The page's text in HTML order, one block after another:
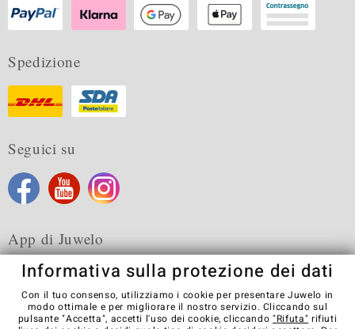
Spedizione
Seguici su
App di Juwelo
Condizioni generali di vendita Informativa Privacy Cookies
Informativa sulla protezione dei dati
Con il tuo consenso, utilizziamo i cookie per presentare Juwelo in
modo ottimale e per migliorare il nostro servizio. Cliccando sul
pulsante "Accetta", accetti l'uso dei cookie, cliccando "Rifuta" rifiuti